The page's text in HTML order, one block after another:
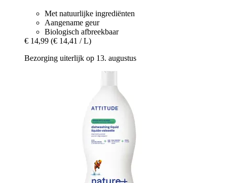
Met natuurlijke ingrediënten
Aangename geur
Biologisch afbreekbaar
€ 14,99 (€ 14,41 / L)
Bezorging uiterlijk op 13. augustus